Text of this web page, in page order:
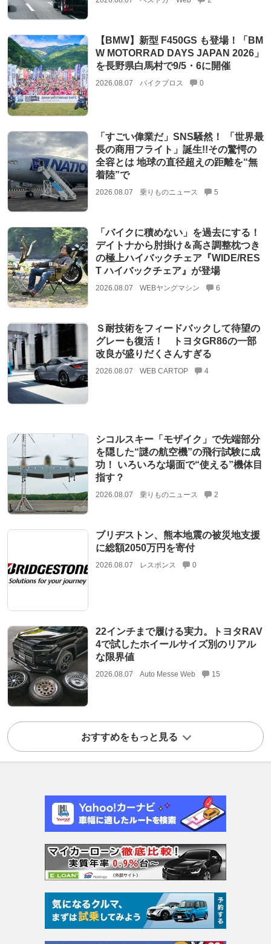
【BMW】新型 F450GS も登場！「BM
W MOTORRAD DAYS JAPAN 2026」
を長野県白馬村で9/5・6に開催
2026.08.07 バイクブロス 0
「すごい偉業だ」SNS騒然！ 「世界最
長の商用フライト」誕生!!その驚愕の
全容とは 地球の直径超えの距離を“無
着陸”で
2026.08.07 乗りものニュース 5
「バイクに積めない」を過去にする！
デイトナから肘掛け＆高さ調整枕つき
の極上ハイバックチェア『WIDE/RES
T ハイバックチェア』が登場
2026.08.07 WEBヤングマシン 6
Ｓ耐技術をフィードバックして待望の
グレーも復活！ トヨタGR86の一部
改良が盛りだくさんすぎる
2026.08.07 WEB CARTOP 4
シコルスキー「モザイク」で先端部分
を隠した“謎の航空機”の飛行試験に成
功！ いろいろな場面で“使える”機体目
指す？
2026.08.07 乗りものニュース 2
ブリヂストン、熊本地震の被災地支援
に総額2050万円を寄付
2026.08.07 レスポンス 0
22インチまで履ける実力。トヨタRAV
4で試したホイールサイズ別のリアル
な限界値
2026.08.07 Auto Messe Web 15
おすすめをもっと見る